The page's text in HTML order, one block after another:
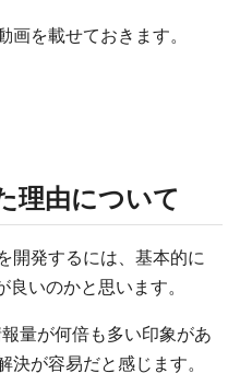
を載せておきます。
理由について
開発するには、基本的に
いのかと思います。
量が何倍も多い印象があ
決が容易だと感じます。